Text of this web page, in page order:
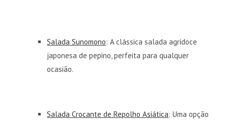
Salada Sunomono: A clássica salada agridoce
japonesa de pepino, perfeita para qualquer
ocasião.
Salada Crocante de Repolho Asiática: Uma opção